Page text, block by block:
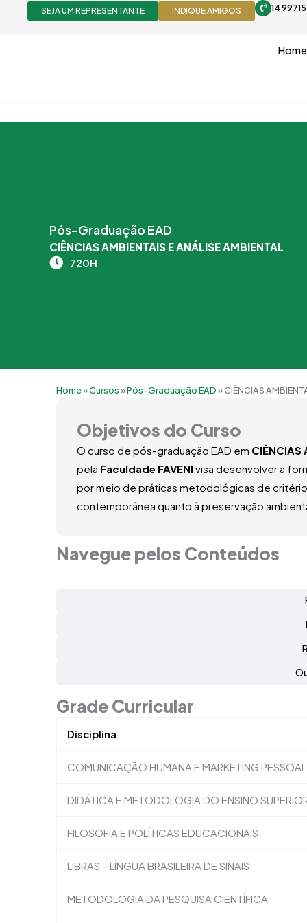
SEJA UM REPRESENTANTE INDIQUE AMIGOS 14
Home
Pós-Graduação EAD
CIÊNCIAS AMBIENTAIS E ANÁLISE AMBIENTAL
720H
Home»Cursos»Pós-Graduação EAD»CIÊNCIAS
Objetivos do Curso
O curso de pós-graduação EAD em CIÊNCIAS
pela Faculdade FAVENI visa desenvolver a
por meio de práticas metodológicas de
contemporânea quanto à preservação
Navegue pelos Conteúdos
Grade Curricular
Disciplina
COMUNICAÇÃO HUMANA E MARKETING PESSOAL
DIDÁTICA E METODOLOGIA DO ENSINO
FILOSOFIA E POLÍTICAS EDUCACIONAIS
LIBRAS – LÍNGUA BRASILEIRA DE SINAIS
METODOLOGIA DA PESQUISA CIENTÍFICA